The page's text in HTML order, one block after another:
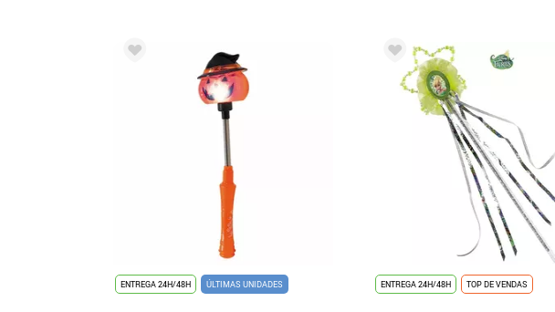
ENTREGA 24H/48H ÚLTIMAS UNIDADES ENTREGA 24H/48H TOP DE VENDAS